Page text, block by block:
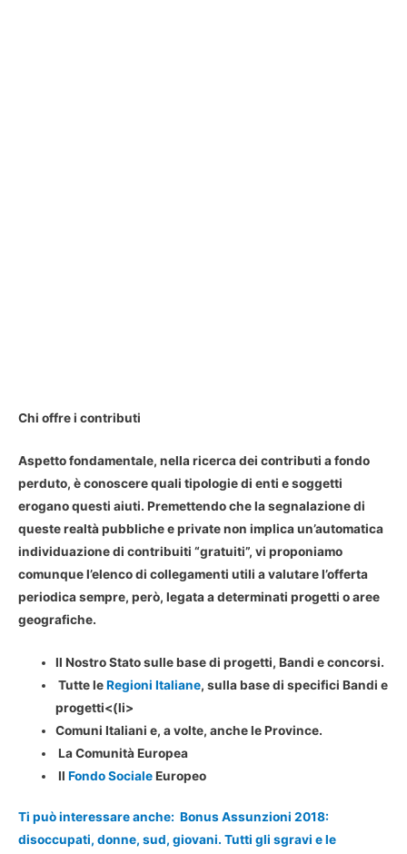
Chi offre i contributi
Aspetto fondamentale, nella ricerca dei contributi a fondo
perduto, è conoscere quali tipologie di enti e soggetti
erogano questi aiuti. Premettendo che la segnalazione di
queste realtà pubbliche e private non implica un’automatica
individuazione di contribuiti “gratuiti”, vi proponiamo
comunque l’elenco di collegamenti utili a valutare l’offerta
periodica sempre, però, legata a determinati progetti o aree
geografiche.
Il Nostro Stato sulle base di progetti, Bandi e concorsi.
Tutte leRegioni Italiane, sulla base di specifici Bandi e
progetti<(li>
Comuni Italiani e, a volte, anche le Province.
La Comunità Europea
IlFondo SocialeEuropeo
Ti può interessare anche: Bonus Assunzioni 2018:
disoccupati, donne, sud, giovani. Tutti gli sgravi e le